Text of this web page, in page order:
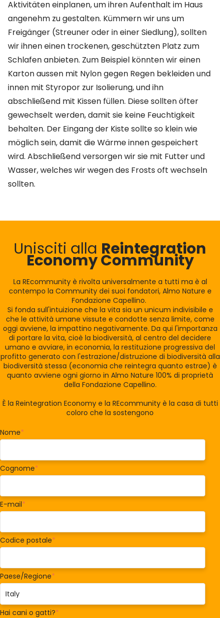
Aktivitäten einplanen, um ihren Aufenthalt im Haus
angenehm zu gestalten. Kümmern wir uns um
Freigänger (Streuner oder in einer Siedlung), sollten
wir ihnen einen trockenen, geschützten Platz zum
Schlafen anbieten. Zum Beispiel könnten wir einen
Karton aussen mit Nylon gegen Regen bekleiden und
innen mit Styropor zur Isolierung, und ihn
abschließend mit Kissen füllen. Diese sollten öfter
gewechselt werden, damit sie keine Feuchtigkeit
behalten. Der Eingang der Kiste sollte so klein wie
möglich sein, damit die Wärme innen gespeichert
wird. Abschließend versorgen wir sie mit Futter und
Wasser, welches wir wegen des Frosts oft wechseln
sollten.
Unisciti alla Reintegration
Economy Community
La REcommunity è rivolta universalmente a tutti ma è al
contempo la Community dei suoi fondatori, Almo Nature e
Fondazione Capellino.
Si fonda sull'intuizione che la vita sia un unicum indivisibile e
che le attività umane vissute e condotte senza limite, come
oggi avviene, la impattino negativamente. Da qui l'importanza
di portare la vita, cioè la biodiversità, al centro del decidere
umano e avviare, in economia, la restituzione progressiva del
profitto generato con l'estrazione/distruzione di biodiversità alla
biodiversità stessa (economia che reintegra quanto estrae) è
quanto avviene ogni giorno in Almo Nature 100% di proprietà
della Fondazione Capellino.
È la Reintegration Economy e la REcommunity è la casa di tutti
coloro che la sostengono
Nome*
Cognome*
E-mail*
Codice postale*
Paese/Regione*
Hai cani o gatti?*